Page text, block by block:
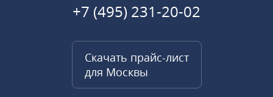
+7 (495) 231-20-02
Скачать прайс-лист
для Москвы